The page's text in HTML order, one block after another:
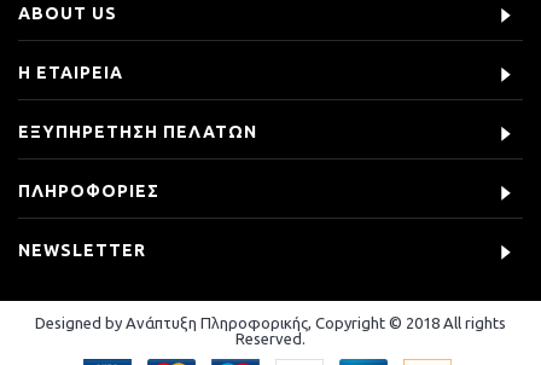
ABOUT US
Η ΕΤΑΙΡΕΙΑ
ΕΞΥΠΗΡΕΤΗΣΗ ΠΕΛΑΤΩΝ
ΠΛΗΡΟΦΟΡΙΕΣ
NEWSLETTER
Designed by Ανάπτυξη Πληροφορικής, Copyright © 2018 All rights
Reserved.